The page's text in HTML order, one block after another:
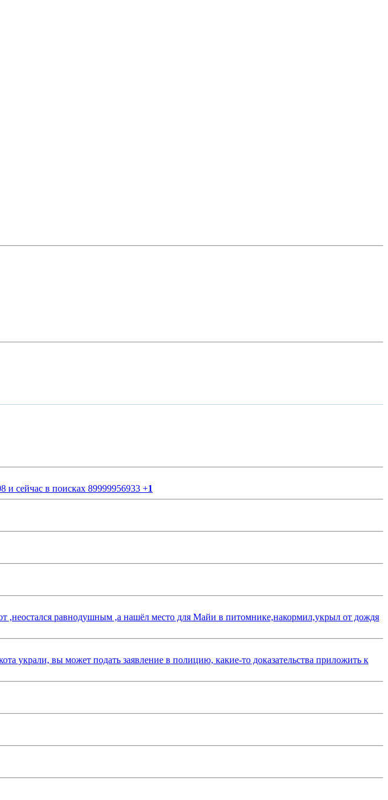
и сейчас в поисках 89999956933 +1
равнодушным ,а нашёл место для Майи в питомнике,накормил,укрыл от дождя
украли, вы может подать заявление в полицию, какие-то доказательства приложить к